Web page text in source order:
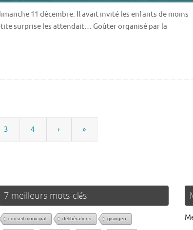
11 décembre. Il avait invité les enfants de moins
surprise les attendait… Goûter organisé par la
3 4 › »
7 meilleurs mots-clés
conseil municipal délibérations gisingen